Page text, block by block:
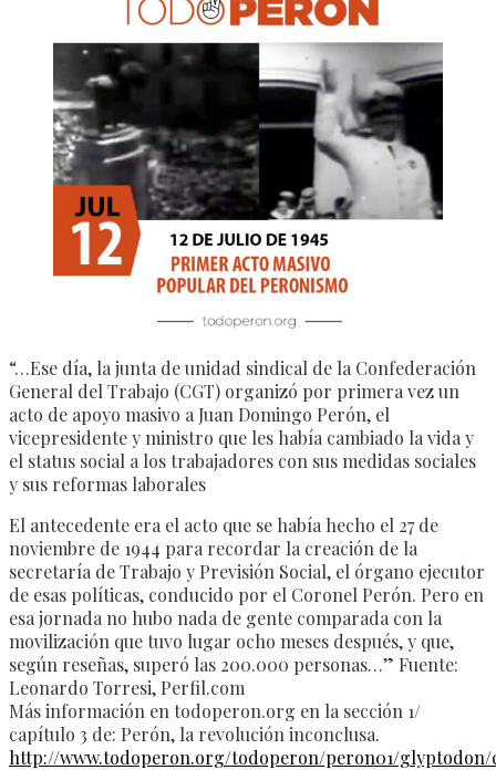
“…Ese día, la junta de unidad sindical de la Confederación
General del Trabajo (CGT) organizó por primera vez un
acto de apoyo masivo a Juan Domingo Perón, el
vicepresidente y ministro que les había cambiado la vida y
el status social a los trabajadores con sus medidas sociales
y sus reformas laborales
El antecedente era el acto que se había hecho el 27 de
noviembre de 1944 para recordar la creación de la
secretaría de Trabajo y Previsión Social, el órgano ejecutor
de esas políticas, conducido por el Coronel Perón. Pero en
esa jornada no hubo nada de gente comparada con la
movilización que tuvo lugar ocho meses después, y que,
según reseñas, superó las 200.000 personas…” Fuente:
Leonardo Torresi, Perfil.com
Más información en todoperon.org en la sección 1/
capítulo 3 de: Perón, la revolución inconclusa.
http://www.todoperon.org/todoperon/peron01/